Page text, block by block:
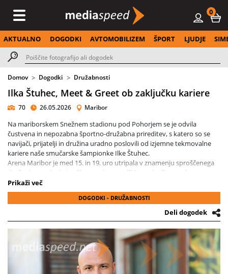
0
AKTUALNO DOGODKI AVTOMOBILIZEM ŠPORT LJUDJE
Domov Dogodki Družabnosti
Ilka Štuhec, Meet & Greet ob zaključku kariere
70 26.05.2026 Maribor
Na mariborskem Snežnem stadionu pod Pohorjem se je odvila
čustvena in nepozabna športno-družabna prireditev, s katero so se
navijači, prijatelji in družina uradno poslovili od izjemne tekmovalne
kariere naše smučarske šampionke Ilke Štuhec.
Arena Maribor je med 15. in 19. uro utripala v znamenju sproščenega
druženja, smeha in toplih spominov na Ilkine največje uspehe,
obiskovalci vseh generacij pa so izkoristili edinstveno priložnost za
klepet, fotografiranje in lovljenje zadnjih lastnoročnih podpisov
dvakratne svetovne prvakinje.
Dogajanje so dodatno popestrile zabavne smučarske aktivacije za
najmlajše in ekskluzivna ponudba Ilkinega navijaškega »mercha«, kjer
so oboževalci za spomin lahko izbrali unikatne kape, obeske in
Za odlično vzdušje in ritem skozi celotno popoldne je z živimi ritmi
skrbela skupina Karneval Band, ki je domači snežni stadion preplavila z
Prikaži več
DOGODKI - DRUŽABNOSTI
Deli dogodek